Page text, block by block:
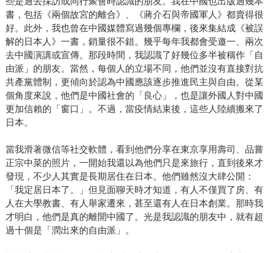
書，包括《兩個故宮的離合》、《蔣介石與帝國軍人》都賣得很
好。此外，我也曾在中國媒體寫過幾個專欄，後來集結成《被誤
解的日本人》一書，銷量很不錯。幾乎每年我都會受邀一、兩次
去中國演講或宣傳。那段時間，我認識了好幾位多半被稱作「自
由派」的朋友。當然，每個人的立場不同，他們並沒有直接對抗
共產黨體制，更傾向於認為中國應該逐步推進民主與自由。從某
個角度來說，他們是中國社會的「良心」，也是讓外國人對中國
更加信賴的「窗口」。不過，當疫情結束後，這些人陸續搬來了
日本。
當我滑著微信等社交軟體，看到他們分享在東京享用壽司、品嘗
正宗中菜的照片，一開始我還以為他們只是來旅行，直到後來才
發現，不少人其實是長期居住在日本。他們雖然沒大肆公開：
「我定居日本了。」但見面聊天時才知道，有人不僅買了房、有
人在大學教書、有人舉家遷來，甚至還有人在日本創業。那時我
才明白，他們是真的離開中國了。光是我認識的朋友中，就有超
過十個是「潤出來的自由派」。